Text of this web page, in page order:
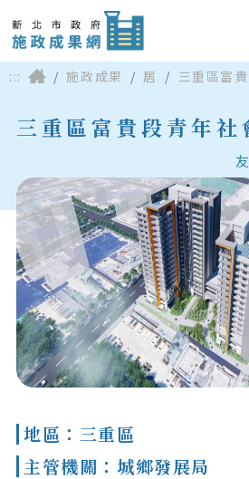
::: 施政成果 居 三重區富
三重區富貴段青年社
地區：三重區
主管機關：城鄉發展局